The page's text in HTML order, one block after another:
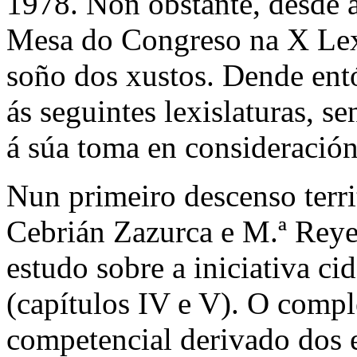
Mesa do Congreso na X
soño dos xustos. Dende
ás seguintes lexislaturas,
á súa toma en
Nun primeiro descenso
Cebrián Zazurca e M.ª
estudo sobre a iniciativa
(capítulos IV e V). O
competencial derivado dos